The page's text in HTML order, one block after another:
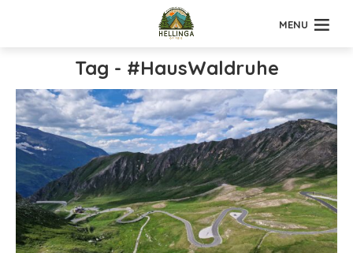
MENU
Tag - #HausWaldruhe